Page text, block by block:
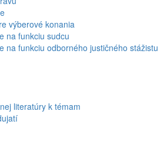
výberové konania
na funkciu sudcu
na funkciu odborného justičného stážistu
literatúry k témam